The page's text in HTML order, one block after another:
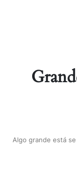
Algo grande está